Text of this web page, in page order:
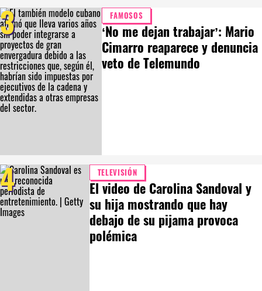
3 FAMOSOS
‘No me dejan trabajar’: Mario
Cimarro reaparece y denuncia
veto de Telemundo
4 TELEVISIÓN
El video de Carolina Sandoval y
su hija mostrando que hay
debajo de su pijama provoca
polémica